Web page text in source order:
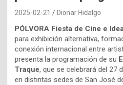
2025-02-21 Dionar Hidalgo
PÓLVORA Fiesta de Cine e
para exhibición alternativa,
conexión internacional entre
presenta la programación de su
Traque, que se celebrará del 27
en distintas sedes de San José